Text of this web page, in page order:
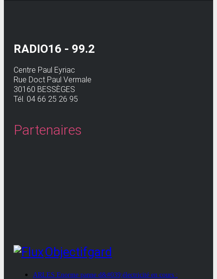
RADIO16 - 99.2
Centre Paul Eyriac
Rue Doct Paul Vermale
30160 BESSÈGES
Tél. 04 66 25 26 95
Partenaires
Objectifgard
ARLES Enorme panne d&#039;électricité en cours :